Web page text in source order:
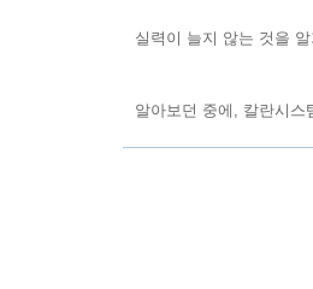
실력이 늘지 않는 것을
알아보던 중에, 칼란시